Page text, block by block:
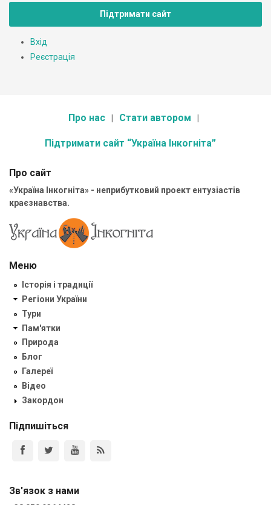
Підтримати сайт
Вхід
Реєстрація
Про нас Стати автором
Підтримати сайт “Україна Інкогніта”
Про сайт
«Україна Інкогніта» - неприбутковий проект ентузіастів
краєзнавства.
Меню
Історія і традиції
Регіони України
Тури
Пам'ятки
Природа
Блог
Галереї
Відео
Закордон
Підпишіться
Зв'язок з нами